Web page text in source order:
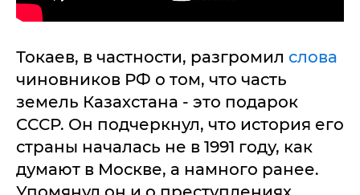
Токаев, в частности, разгромил слова
чиновников РФ о том, что часть
земель Казахстана - это подарок
СССР. Он подчеркнул, что история его
страны началась не в 1991 году, как
думают в Москве, а намного ранее.